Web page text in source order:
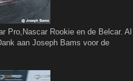
Pro,Nascar Rookie en de Belcar. Al
aan Joseph Bams voor de